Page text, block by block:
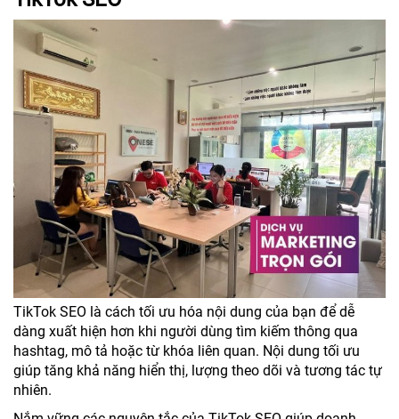
TikTok SEO là cách tối ưu hóa nội dung của bạn để dễ
dàng xuất hiện hơn khi người dùng tìm kiếm thông qua
hashtag, mô tả hoặc từ khóa liên quan. Nội dung tối ưu
giúp tăng khả năng hiển thị, lượng theo dõi và tương tác tự
nhiên.